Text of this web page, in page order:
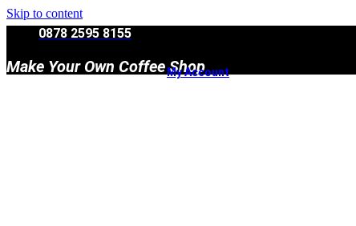
Skip to content
0878 2595 8155
Make Your Own Coffee Shop
My Account